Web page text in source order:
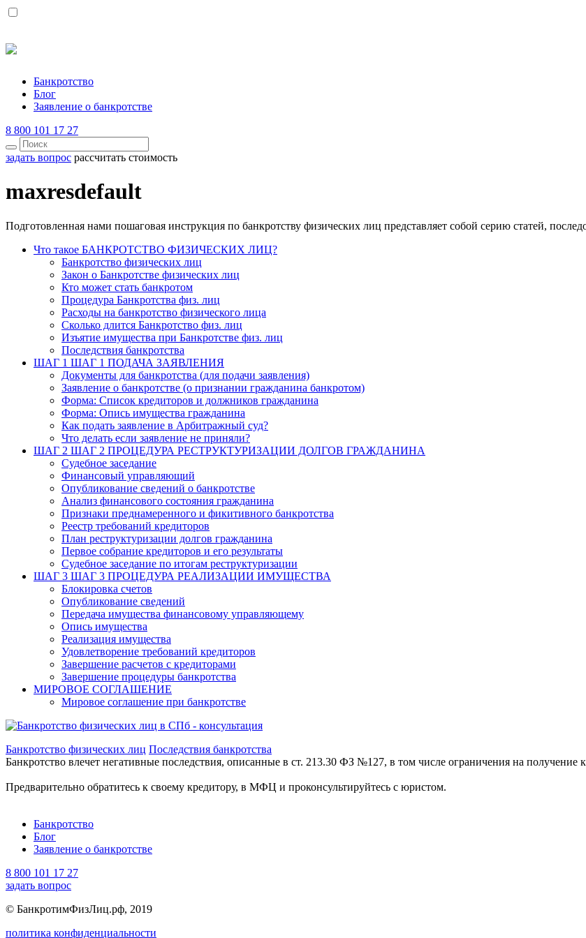
Банкротство
Блог
Заявление о банкротстве
8 800 101 17 27
задать вопрос рассчитать стоимость
maxresdefault
Подготовленная нами пошаговая инструкция по банкротству физических лиц представляет собой серию статей,
Что такое БАНКРОТСТВО ФИЗИЧЕСКИХ ЛИЦ?
Банкротство физических лиц
Закон о Банкротстве физических лиц
Кто может стать банкротом
Процедура Банкротства физ. лиц
Расходы на банкротство физического лица
Сколько длится Банкротство физ. лиц
Изъятие имущества при Банкротстве физ. лиц
Последствия банкротства
ШАГ 1 ШАГ 1 ПОДАЧА ЗАЯВЛЕНИЯ
Документы для банкротства (для подачи заявления)
Заявление о банкротстве (о признании гражданина банкротом)
Форма: Список кредиторов и должников гражданина
Форма: Опись имущества гражданина
Как подать заявление в Арбитражный суд?
Что делать если заявление не приняли?
ШАГ 2 ШАГ 2 ПРОЦЕДУРА РЕСТРУКТУРИЗАЦИИ ДОЛГОВ ГРАЖДАНИНА
Судебное заседание
Финансовый управляющий
Опубликование сведений о банкротстве
Анализ финансового состояния гражданина
Признаки преднамеренного и фикитивного банкротства
Реестр требований кредиторов
План реструктуризации долгов гражданина
Первое собрание кредиторов и его результаты
Судебное заседание по итогам реструктуризации
ШАГ 3 ШАГ 3 ПРОЦЕДУРА РЕАЛИЗАЦИИ ИМУЩЕСТВА
Блокировка счетов
Опубликование сведений
Передача имущества финансовому управляющему
Опись имущества
Реализация имущества
Удовлетворение требований кредиторов
Завершение расчетов с кредиторами
Завершение процедуры банкротства
МИРОВОЕ СОГЛАШЕНИЕ
Мировое соглашение при банкротстве
Банкротство физических лиц Последствия банкротства
Банкротство влечет негативные последствия, описанные в ст. 213.30 ФЗ №127, в том числе ограничения на получение
Предварительно обратитесь к своему кредитору, в МФЦ и проконсультируйтесь с юристом.
Банкротство
Блог
Заявление о банкротстве
8 800 101 17 27
задать вопрос
© БанкротимФизЛиц.рф, 2019
политика конфиденциальности